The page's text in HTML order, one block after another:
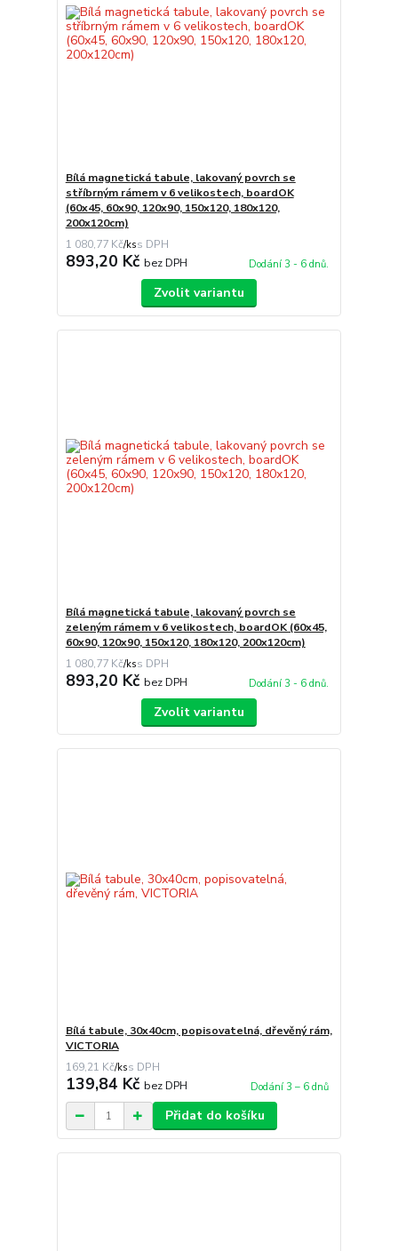
Bílá magnetická tabule, lakovaný povrch se
stříbrným rámem v 6 velikostech, boardOK
(60x45, 60x90, 120x90, 150x120, 180x120,
200x120cm)
1 080,77 Kč/ks
893,20 Kč bez DPH Dodání 3 - 6 dnů.
Zvolit variantu
Bílá magnetická tabule, lakovaný povrch se
zeleným rámem v 6 velikostech, boardOK (60x45,
60x90, 120x90, 150x120, 180x120, 200x120cm)
1 080,77 Kč/ks
893,20 Kč bez DPH Dodání 3 - 6 dnů.
Zvolit variantu
Bílá tabule, 30x40cm, popisovatelná, dřevěný rám,
VICTORIA
169,21 Kč/ks
139,84 Kč bez DPH Dodání 3 – 6 dnů
Přidat do košíku